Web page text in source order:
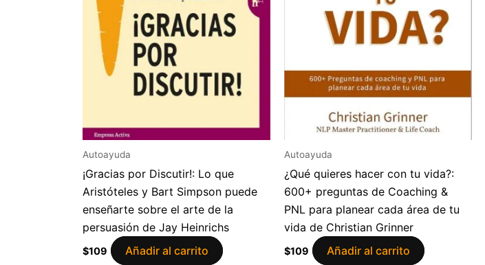
Autoayuda
¡Gracias por Discutir!: Lo que
Aristóteles y Bart Simpson puede
enseñarte sobre el arte de la
persuasión de Jay Heinrichs
$109
Añadir al carrito
Autoayuda
¿Qué quieres hacer con tu vida?:
600+ preguntas de Coaching &
PNL para planear cada área de tu
vida de Christian Grinner
$109
Añadir al carrito